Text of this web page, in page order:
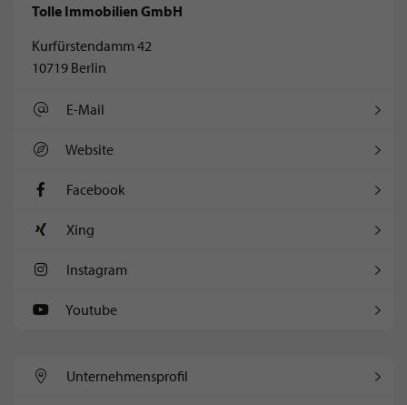
Tolle Immobilien GmbH
Kurfürstendamm 42
10719 Berlin
E-Mail
Website
Facebook
Xing
Instagram
Youtube
Unternehmens­profil